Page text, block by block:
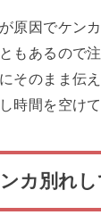
原因でケン
もあるので
そのまま伝
時間を空け
カ別れ